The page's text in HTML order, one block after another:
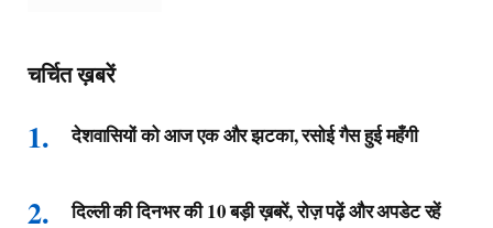
चर्चित ख़बरें
देशवासियों को आज एक और झटका, रसोई गैस हुई महँगी
दिल्ली की दिनभर की 10 बड़ी ख़बरें, रोज़ पढ़ें और अपडेट रहें